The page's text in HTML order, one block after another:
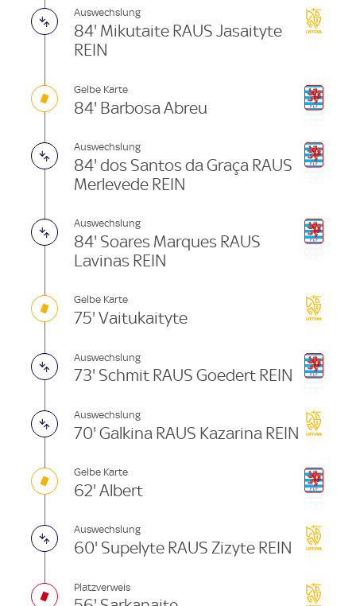
Auswechslung
84' Mikutaite RAUS Jasaityte
REIN
Gelbe Karte
84' Barbosa Abreu
Auswechslung
84' dos Santos da Graça RAUS
Merlevede REIN
Auswechslung
84' Soares Marques RAUS
Lavinas REIN
Gelbe Karte
75' Vaitukaityte
Auswechslung
73' Schmit RAUS Goedert REIN
Auswechslung
70' Galkina RAUS Kazarina REIN
Gelbe Karte
62' Albert
Auswechslung
60' Supelyte RAUS Zizyte REIN
Platzverweis